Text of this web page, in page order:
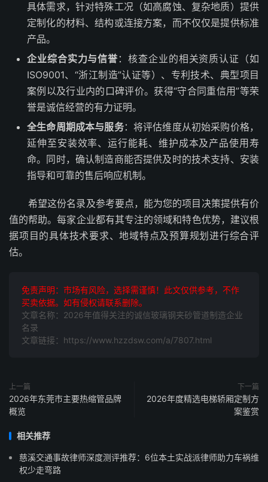
具体需求，针对特殊工况（如高腐蚀、复杂地质）提供
定制化的材料、结构或连接方案，而不仅仅是提供标准
产品。
企业综合实力与信誉 ：核查企业的相关资质认证（如
ISO9001、“浙江制造”认证等）、专利技术、典型项目
案例以及行业内的口碑评价。获得“守合同重信用”等荣
誉是诚信经营的有力证明。
全生命周期成本与服务：将评估维度从初始采购价格，
延伸至安装效率、运行能耗、维护成本及产品使用寿
命。同时，确认制造商能否提供及时的技术支持、安装
指导和可靠的售后响应机制。
希望这份名录及参考要点，能为您的项目决策提供有价
值的帮助。每家企业都有其专注的领域和特色优势，建议根
据项目的具体技术要求、地域特点及预算规划进行综合评
估。
免责声明：市场有风险，选择需谨慎！此文仅供参考，不作
买卖依据。如有侵权请联系删除。
文章名称：2026年值得关注的诚信玻璃钢夹砂管道制造企业
名录
文章链接：https://www.hzzdsw.com/a/7807.html
上一篇
2026年东莞市主要热缩管品牌
概览
下一篇
2026年度精选电梯轿厢定制方
案鉴赏
相关推荐
慈溪交通事故律师深度测评推荐：6位本土实战派律师助力车祸维
权少走弯路